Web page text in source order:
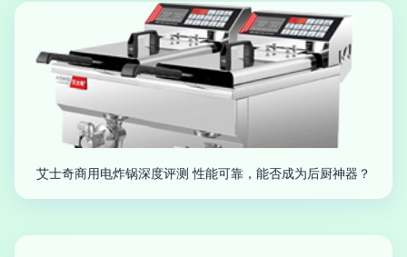
艾士奇商用电炸锅深度评测 性能可靠，能否成为后厨神器？